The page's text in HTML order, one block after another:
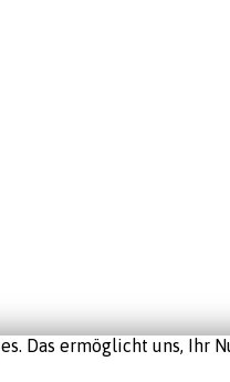
Das ermöglicht uns,